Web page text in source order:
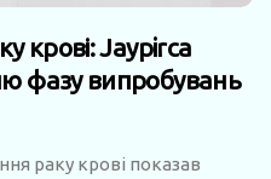
крові: Jaypirca
фазу випробувань
раку крові показав